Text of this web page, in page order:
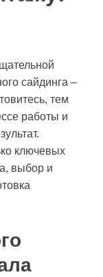
сайдинга –
тем
работы и
ключевых
выбор и